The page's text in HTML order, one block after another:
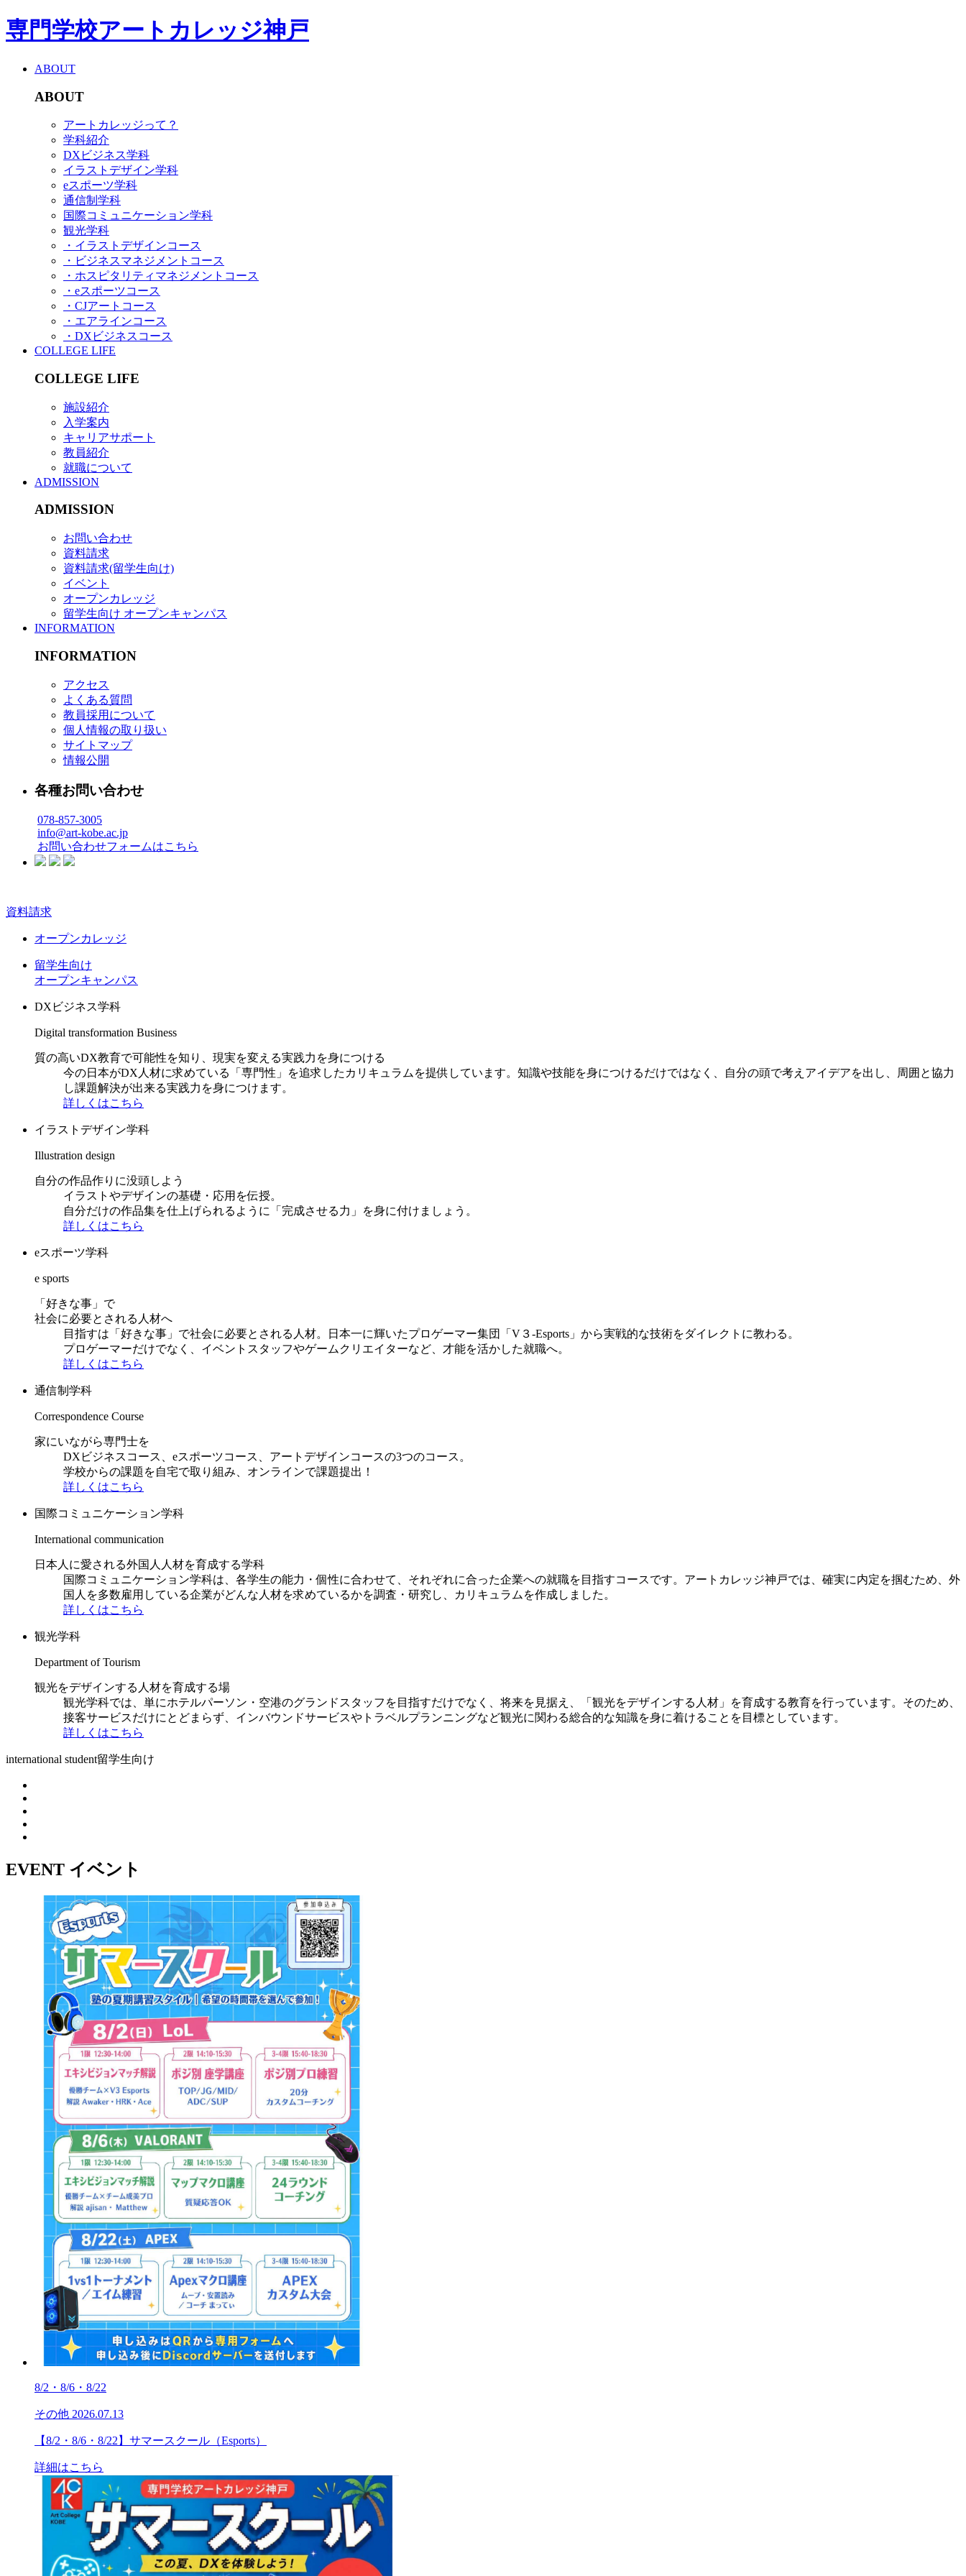
専門学校アートカレッジ神戸
ABOUT
ABOUT
アートカレッジって？
学科紹介
DXビジネス学科
イラストデザイン学科
eスポーツ学科
通信制学科
国際コミュニケーション学科
観光学科
・イラストデザインコース
・ビジネスマネジメントコース
・ホスピタリティマネジメントコース
・eスポーツコース
・CJアートコース
・エアラインコース
・DXビジネスコース
COLLEGE LIFE
COLLEGE LIFE
施設紹介
入学案内
キャリアサポート
教員紹介
就職について
ADMISSION
ADMISSION
お問い合わせ
資料請求
資料請求(留学生向け)
イベント
オープンカレッジ
留学生向け オープンキャンパス
INFORMATION
INFORMATION
アクセス
よくある質問
教員採用について
個人情報の取り扱い
サイトマップ
情報公開
各種お問い合わせ
078-857-3005
info@art-kobe.ac.jp
お問い合わせフォームはこちら
資料請求
オープンカレッジ
留学生向け
オープンキャンパス
DXビジネス学科
Digital transformation Business
質の高いDX教育で可能性を知り、現実を変える実践力を身につける
今の日本がDX人材に求めている「専門性」を追求したカリキュラムを提供しています。知識や技能を身につけるだけではなく、自分の頭で考えアイデアを出し、周囲と協力
し課題解決が出来る実践力を身につけます。
詳しくはこちら
イラストデザイン学科
Illustration design
自分の作品作りに没頭しよう
イラストやデザインの基礎・応用を伝授。
自分だけの作品集を仕上げられるように「完成させる力」を身に付けましょう。
詳しくはこちら
eスポーツ学科
e sports
「好きな事」で
社会に必要とされる人材へ
目指すは「好きな事」で社会に必要とされる人材。日本一に輝いたプロゲーマー集団「V３-Esports」から実戦的な技術をダイレクトに教わる。
プロゲーマーだけでなく、イベントスタッフやゲームクリエイターなど、才能を活かした就職へ。
詳しくはこちら
通信制学科
Correspondence Course
家にいながら専門士を
DXビジネスコース、eスポーツコース、アートデザインコースの3つのコース。
学校からの課題を自宅で取り組み、オンラインで課題提出！
詳しくはこちら
国際コミュニケーション学科
International communication
日本人に愛される外国人人材を育成する学科
国際コミュニケーション学科は、各学生の能力・個性に合わせて、それぞれに合った企業への就職を目指すコースです。アートカレッジ神戸では、確実に内定を掴むため、外
国人を多数雇用している企業がどんな人材を求めているかを調査・研究し、カリキュラムを作成しました。
詳しくはこちら
観光学科
Department of Tourism
観光をデザインする人材を育成する場
観光学科では、単にホテルパーソン・空港のグランドスタッフを目指すだけでなく、将来を見据え、「観光をデザインする人材」を育成する教育を行っています。そのため、
接客サービスだけにとどまらず、インバウンドサービスやトラベルプランニングなど観光に関わる総合的な知識を身に着けることを目標としています。
詳しくはこちら
international student留学生向け
EVENT イベント
8/2・8/6・8/22
その他 2026.07.13
【8/2・8/6・8/22】サマースクール（Esports）
詳細はこちら